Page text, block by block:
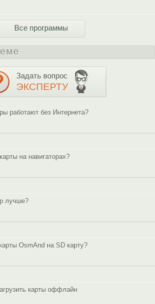
Все программы
Задать вопрос
ЭКСПЕРТУ
работают без Интернета?
на навигаторах?
лучше?
OsmAnd на SD карту?
карты оффлайн